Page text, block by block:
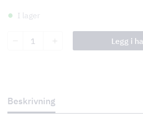
I lager
teleskopisk
gradient)
antall
Legg i
Beskrivning